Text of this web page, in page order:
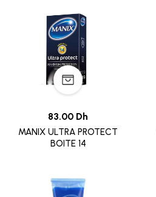
83.00 Dh
MANIX ULTRA PROTECT
BOITE 14